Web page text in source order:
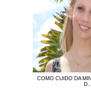
COMO CUIDO DA
D...